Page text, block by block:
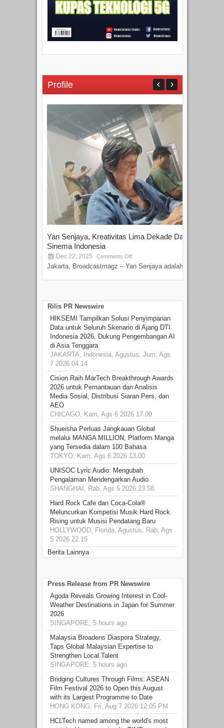
Profile
Yan Senjaya, Kreativitas Lima Dekade Dalam
Sinema Indonesia
Dec 22, 2025 Comments Off
Jakarta, Broadcastmagz – Yan Senjaya adalah...
Rilis PR Newswire
HIKSEMI Tampilkan Solusi Penyimpanan
Data untuk Seluruh Skenario di Ajang DTI
Indonesia 2026, Dukung Pengembangan AI
di Asia Tenggara
JAKARTA, Indonesia, Agustus, Jum, Ags
7 2026 04.14
Cision Raih MarTech Breakthrough Awards
2026 untuk Pemantauan dan Analisis
Media Sosial, Distribusi Siaran Pers, dan
AEO
CHICAGO, Kam, Ags 6 2026 17.00
Shueisha Perluas Jangkauan Global
melalui MANGA MILLION, Platform Manga
yang Tersedia dalam 100 Bahasa
TOKYO, Kam, Ags 6 2026 13.00
UNISOC Lyric Audio: Mengubah
Pengalaman Mendengarkan Audio
SHANGHAI, Rab, Ags 5 2026 23.58
Hard Rock Cafe dan Coca-Cola®
Meluncurkan Kompetisi Musik Hard Rock
Rising untuk Musisi Pendatang Baru
HOLLYWOOD, Florida, Agustus, Rab, Ags
5 2026 22.15
Berita Lainnya
Press Release from PR Newswire
Agoda Reveals Growing Interest in Cool-
Weather Destinations in Japan for Summer
2026
SINGAPORE, 5 hours ago
Malaysia Broadens Diaspora Strategy,
Taps Global Malaysian Expertise to
Strengthen Local Talent
SINGAPORE, 5 hours ago
Bridging Cultures Through Films: ASEAN
Film Festival 2026 to Open this August
with its Largest Programme to Date
HONG KONG, Fri, Aug 7 2026 12:05 PM
HCLTech named among the world's most